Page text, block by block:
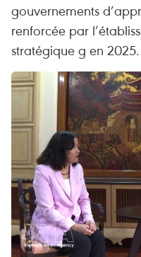
gouvernements
renforcée par
stratégique g en 2025.